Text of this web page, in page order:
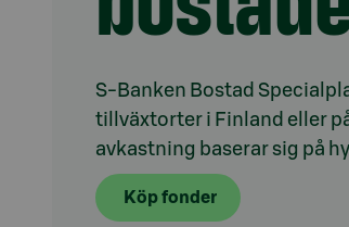
S-Banken Bostad
tillväxtorter i Finland eller
avkastning baserar sig på
Köp fonder